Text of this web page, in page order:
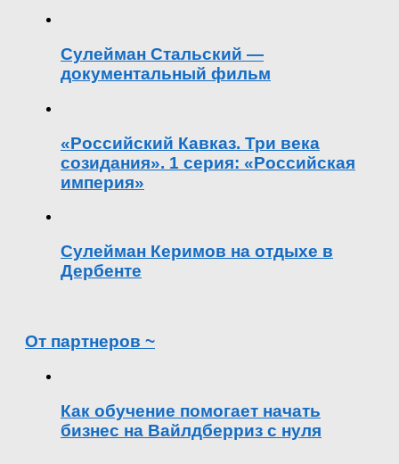
Сулейман Стальский —
документальный фильм
«Российский Кавказ. Три века
созидания». 1 серия: «Российская
империя»
Сулейман Керимов на отдыхе в
Дербенте
От партнеров ~
Как обучение помогает начать
бизнес на Вайлдберриз с нуля